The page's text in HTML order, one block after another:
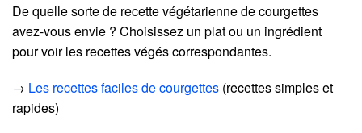
De quelle sorte de recette végétarienne de courgettes
avez-vous envie ? Choisissez un plat ou un ingrédient
pour voir les recettes végés correspondantes.
→ Les recettes faciles de courgettes (recettes simples et
rapides)